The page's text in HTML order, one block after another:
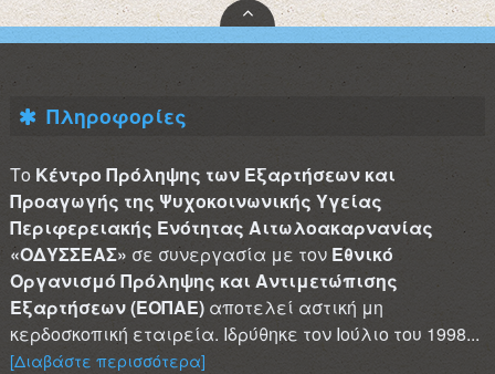
Πληροφορίες
Το Κέντρο Πρόληψης των Εξαρτήσεων και
Προαγωγής της Ψυχοκοινωνικής Υγείας
Περιφερειακής Ενότητας Αιτωλοακαρνανίας
«ΟΔΥΣΣΕΑΣ» σε συνεργασία με τον Εθνικό
Οργανισμό Πρόληψης και Αντιμετώπισης
Εξαρτήσεων (ΕΟΠΑΕ)αποτελεί αστική μη
κερδοσκοπική εταιρεία. Ιδρύθηκε τον Ιούλιο του 1998...
[Διαβάστε περισσότερα]